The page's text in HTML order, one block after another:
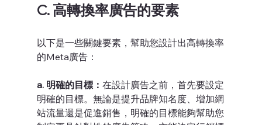
C. 高轉換率廣告的要素
以下是一些關鍵要素，幫助您設計出高轉換率
的Meta廣告：
a. 明確的目標： 在設計廣告之前，首先要設定
明確的目標。無論是提升品牌知名度、增加網
站流量還是促進銷售，明確的目標能夠幫助您